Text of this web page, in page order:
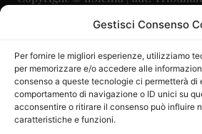
Gestisci Consenso
Per fornire le migliori esperienze, utilizziamo
per memorizzare e/o accedere alle
consenso a queste tecnologie ci permetterà di
comportamento di navigazione o ID unici su
acconsentire o ritirare il consenso può influire
caratteristiche e funzioni.
29/09/2015
Direttore Editoriale:
Direttore Responsabile: